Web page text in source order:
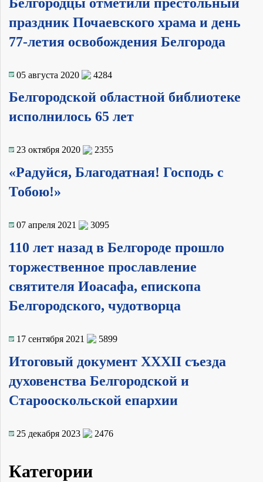
праздник Почаевского храма и день
77-летия освобождения Белгорода
05 августа 2020 4284
Белгородской областной библиотеке
исполнилось 65 лет
23 октября 2020 2355
«Радуйся, Благодатная! Господь с
Тобою!»
07 апреля 2021 3095
110 лет назад в Белгороде прошло
торжественное прославление
святителя Иоасафа, епископа
Белгородского, чудотворца
17 сентября 2021 5899
Итоговый документ XXXII съезда
духовенства Белгородской и
Старооскольской епархии
25 декабря 2023 2476
Категории